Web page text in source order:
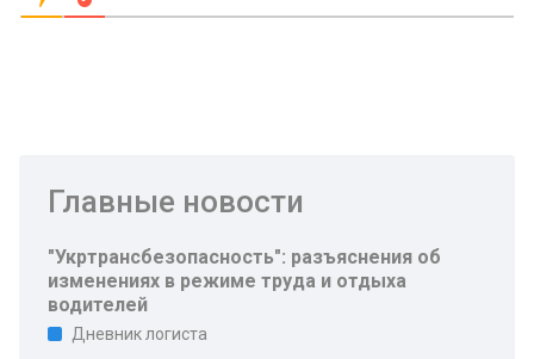
Главные новости
"Укртрансбезопасность": разъяснения об
изменениях в режиме труда и отдыха
водителей
Дневник логиста